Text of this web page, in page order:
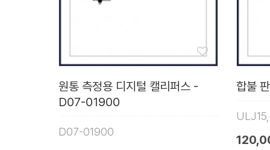
원통 측정용 디지털 캘리퍼스 -
D07-01900
D07-01900
합불